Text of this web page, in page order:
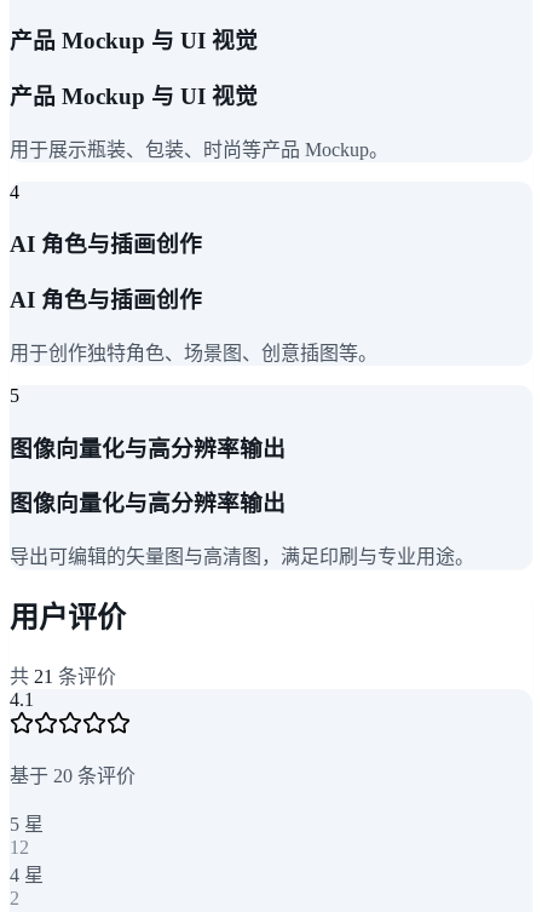
产品 Mockup 与 UI 视觉
产品 Mockup 与 UI 视觉
用于展示瓶装、包装、时尚等产品 Mockup。
4
AI 角色与插画创作
AI 角色与插画创作
用于创作独特角色、场景图、创意插图等。
5
图像向量化与高分辨率输出
图像向量化与高分辨率输出
导出可编辑的矢量图与高清图，满足印刷与专业用途。
用户评价
共 21 条评价
4.1
基于 20 条评价
5 星
12
4 星
2